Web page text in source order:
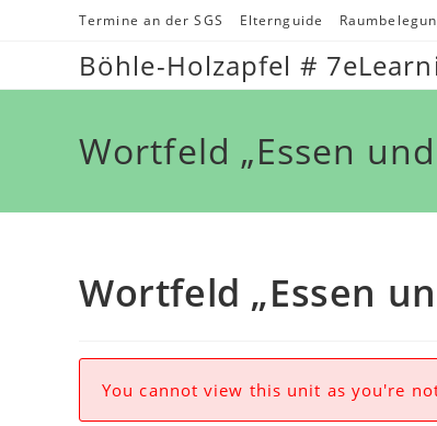
Termine an der SGS Elternguide
Böhle-Holzapfel #
Wortfeld „Essen
Wortfeld „Essen
You cannot view this unit as you're